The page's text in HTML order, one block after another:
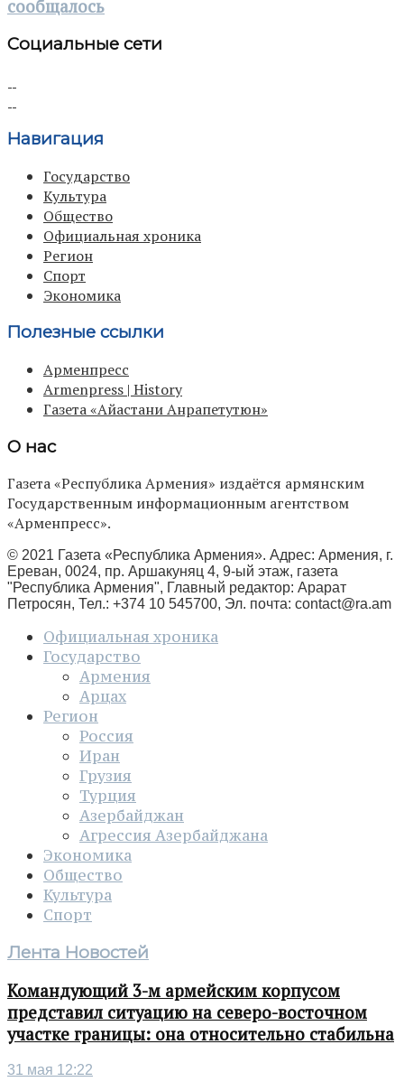
сообщалось
Социальные сети
Навигация
Государство
Культура
Общество
Официальная хроника
Регион
Спорт
Экономика
Полезные ссылки
Арменпресс
Armenpress | History
Газета «Айастани Анрапетутюн»
О нас
Газета «Республика Армения» издаётся армянским
Государственным информационным агентством
«Арменпресс».
© 2021 Газета «Республика Армения». Адрес: Армения, г.
Ереван, 0024, пр. Аршакуняц 4, 9-ый этаж, газета
"Республика Армения", Главный редактор: Арарат
Петросян, Тел.: +374 10 545700, Эл. почта: contact@ra.am
Официальная хроника
Государство
Армения
Арцах
Регион
Россия
Иран
Грузия
Турция
Азербайджан
Агрессия Азербайджана
Экономика
Общество
Культура
Спорт
Лента Новостей
Командующий 3-м армейским корпусом
представил ситуацию на северо-восточном
участке границы: она относительно стабильна
31 мая 12:22